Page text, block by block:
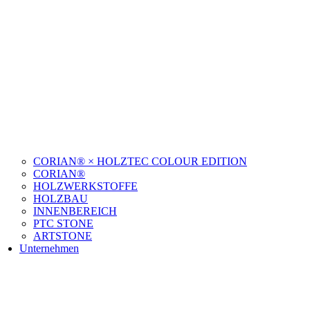
CORIAN® × HOLZTEC COLOUR EDITION
CORIAN®
HOLZWERKSTOFFE
HOLZBAU
INNENBEREICH
PTC STONE
ARTSTONE
Unternehmen